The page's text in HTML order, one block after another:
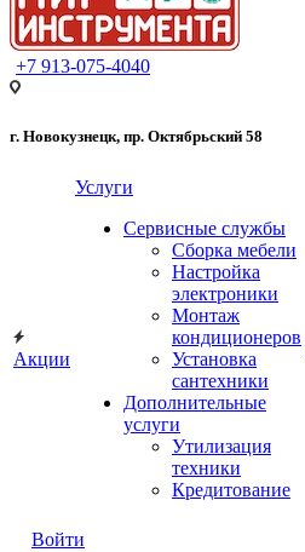
+7 913-075-4040
г. Новокузнецк, пр. Октябрьский 58
Акции
Услуги
Сервисные службы
Сборка мебели
Настройка
электроники
Монтаж
кондиционеров
Установка
сантехники
Дополнительные
услуги
Утилизация
техники
Кредитование
Войти